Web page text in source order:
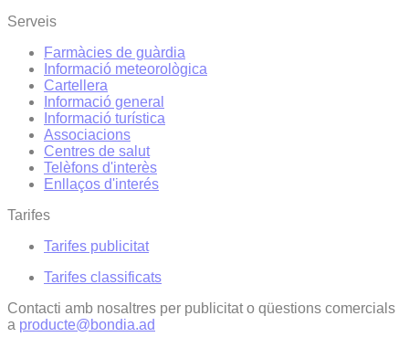
Serveis
Farmàcies de guàrdia
Informació meteorològica
Cartellera
Informació general
Informació turística
Associacions
Centres de salut
Telèfons d'interès
Enllaços d'interés
Tarifes
Tarifes publicitat
Tarifes classificats
Contacti amb nosaltres per publicitat o qüestions comercials
a producte@bondia.ad